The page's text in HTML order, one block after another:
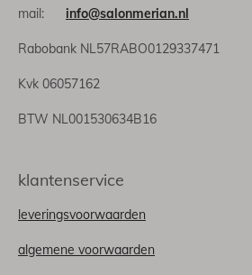
mail: info@salonmerian.nl
Rabobank NL57RABO0129337471
Kvk 06057162
BTW NL001530634B16
klantenservice
leveringsvoorwaarden
algemene voorwaarden